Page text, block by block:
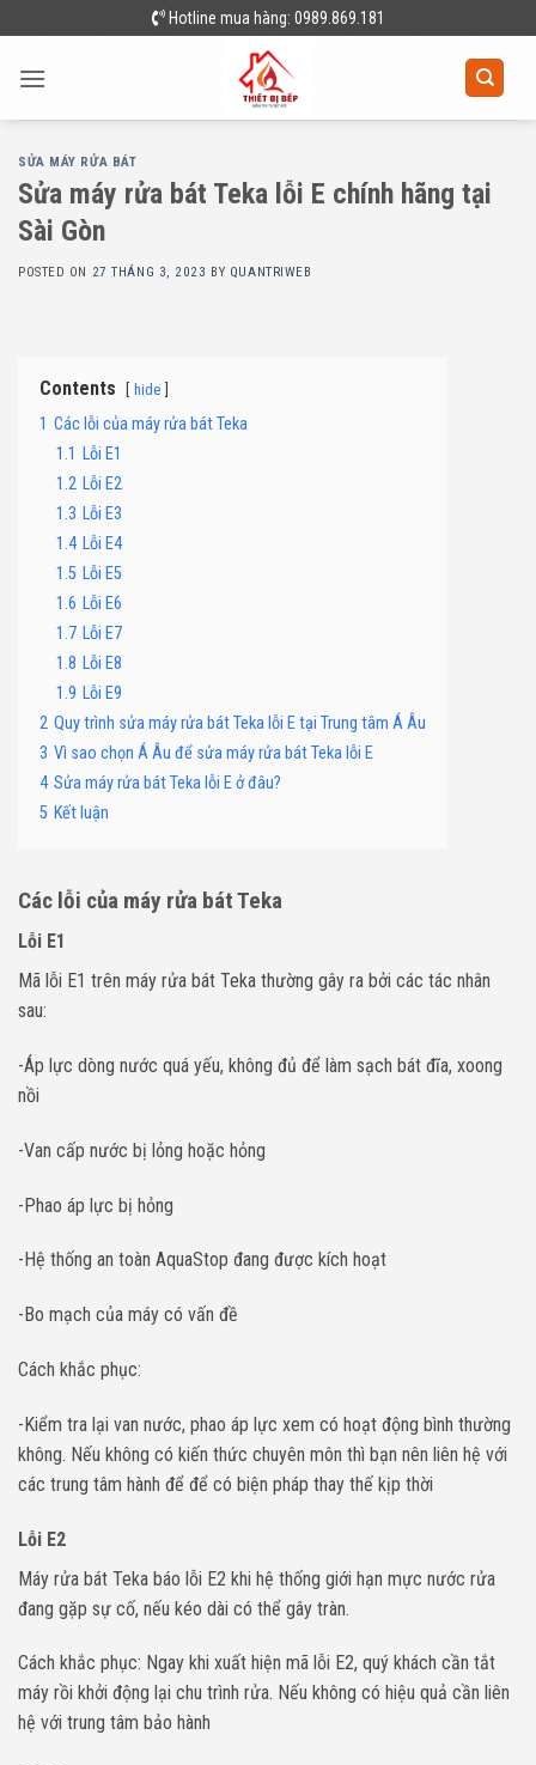
to
content
Hotline mua hàng: 0989.869.181
SỬA MÁY RỬA BÁT
Sửa máy rửa bát Teka lỗi E chính hãng tại
Sài Gòn
POSTED ON 27 THÁNG 3, 2023 BY QUANTRIWEB
Contents hide
1 Các lỗi của máy rửa bát Teka
1.1 Lỗi E1
1.2 Lỗi E2
1.3 Lỗi E3
1.4 Lỗi E4
1.5 Lỗi E5
1.6 Lỗi E6
1.7 Lỗi E7
1.8 Lỗi E8
1.9 Lỗi E9
2 Quy trình sửa máy rửa bát Teka lỗi E tại Trung tâm Á Âu
3 Vì sao chọn Á Âu để sửa máy rửa bát Teka lỗi E
4 Sửa máy rửa bát Teka lỗi E ở đâu?
5 Kết luận
Các lỗi của máy rửa bát Teka
Lỗi E1
Mã lỗi E1 trên máy rửa bát Teka thường gây ra bởi các tác nhân
sau:
-Áp lực dòng nước quá yếu, không đủ để làm sạch bát đĩa, xoong
nồi
-Van cấp nước bị lỏng hoặc hỏng
-Phao áp lực bị hỏng
-Hệ thống an toàn AquaStop đang được kích hoạt
-Bo mạch của máy có vấn đề
Cách khắc phục:
-Kiểm tra lại van nước, phao áp lực xem có hoạt động bình thường
không. Nếu không có kiến thức chuyên môn thì bạn nên liên hệ với
các trung tâm hành để để có biện pháp thay thế kịp thời
Lỗi E2
Máy rửa bát Teka báo lỗi E2 khi hệ thống giới hạn mực nước rửa
đang gặp sự cố, nếu kéo dài có thể gây tràn.
Cách khắc phục: Ngay khi xuất hiện mã lỗi E2, quý khách cần tắt
máy rồi khởi động lại chu trình rửa. Nếu không có hiệu quả cần liên
hệ với trung tâm bảo hành